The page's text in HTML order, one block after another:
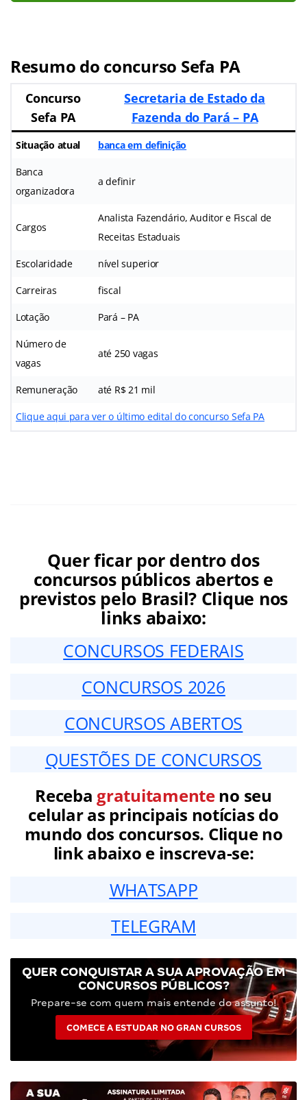
Resumo do concurso Sefa PA
Concurso
Sefa PA
Secretaria de Estado da
Fazenda do Pará – PA
Situação atual banca em definição
Banca
organizadora
a definir
Cargos
Analista Fazendário, Auditor e Fiscal de
Receitas Estaduais
Escolaridade nível superior
Carreiras fiscal
Lotação Pará – PA
Número de
vagas
até 250 vagas
Remuneração até R$ 21 mil
Clique aqui para ver o último edital do concurso Sefa PA
Quer ficar por dentro dos
concursos públicos abertos e
previstos pelo Brasil? Clique nos
links abaixo:
CONCURSOS FEDERAIS
CONCURSOS 2026
CONCURSOS ABERTOS
QUESTÕES DE CONCURSOS
Receba gratuitamenteno seu
celular as principais notícias do
mundo dos concursos. Clique no
link abaixo e inscreva-se:
WHATSAPP
TELEGRAM
QUER CONQUISTAR A SUA APROVAÇÃO EM
CONCURSOS PÚBLICOS?
Prepare-se com quem mais entende do assunto!
COMECE A ESTUDAR NO GRAN CURSOS